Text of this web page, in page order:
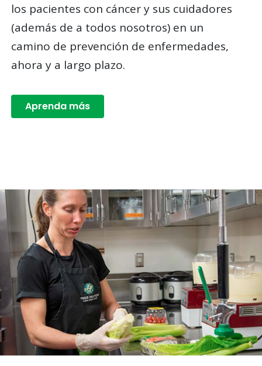
los pacientes con cáncer y sus cuidadores
(además de a todos nosotros) en un
camino de prevención de enfermedades,
ahora y a largo plazo.
Aprenda más